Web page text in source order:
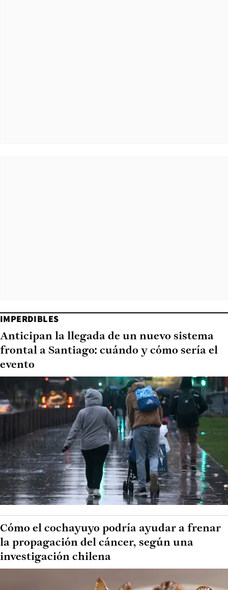
IMPERDIBLES
Anticipan la llegada de un nuevo sistema
frontal a Santiago: cuándo y cómo sería el
evento
Cómo el cochayuyo podría ayudar a frenar
la propagación del cáncer, según una
investigación chilena